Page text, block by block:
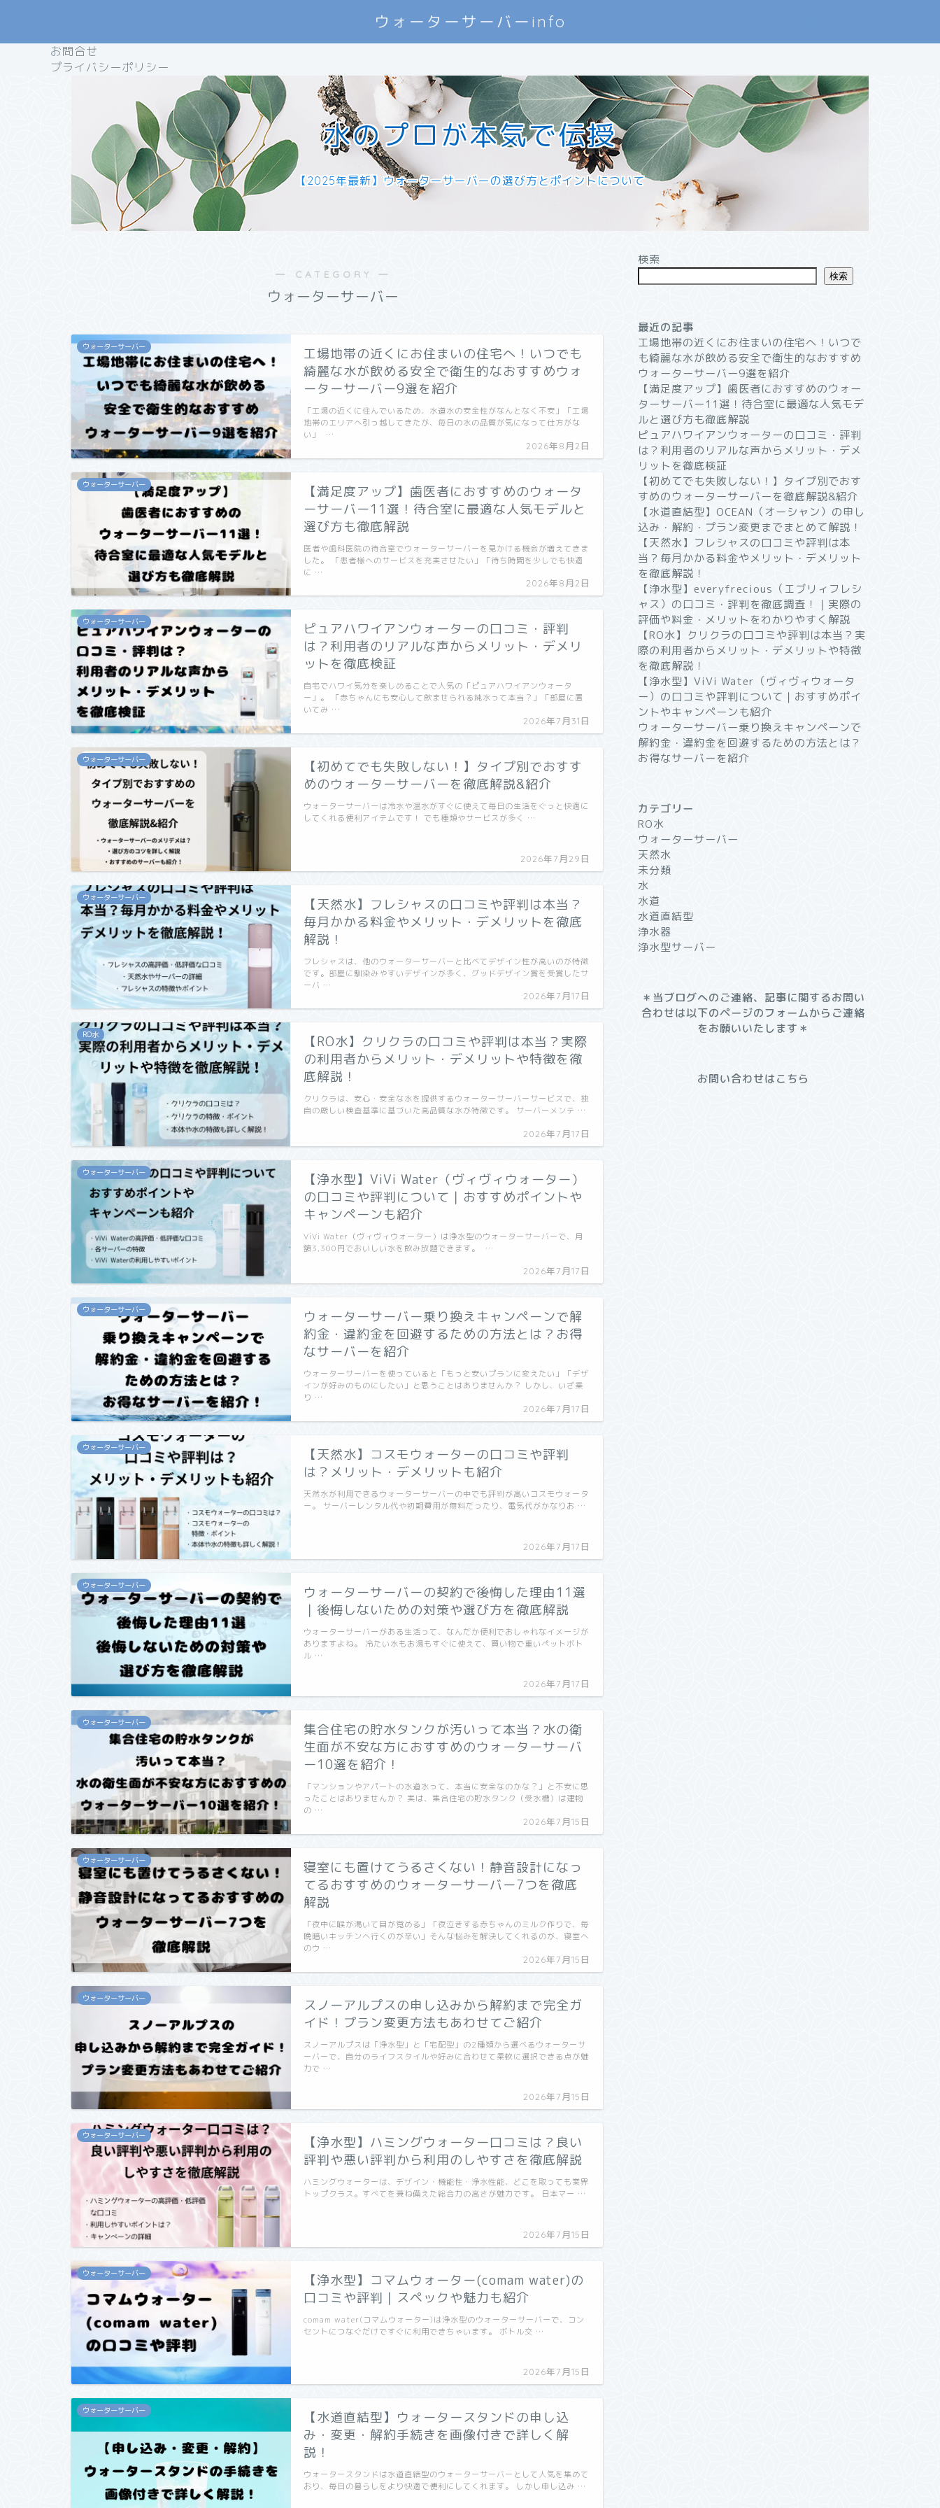
ウォーターサーバーinfo
お問合せ
プライバシーポリシー
水のプロが本気で伝授
【2025年最新】ウォーターサーバーの選び方とポイントについて
― CATEGORY ―
ウォーターサーバー
ウォーターサーバー
工場地帯の近くにお住まいの住宅へ！いつでも
綺麗な水が飲める安全で衛生的なおすすめウォ
ーターサーバー9選を紹介
2026年8月2日
「工場の近くに住んでいるため、水道水の安全性がなんとなく不安」「工場
地帯のエリアへ引っ越してきたが、毎日の水の品質が気になって仕方がな
い」 …
ウォーターサーバー
【満足度アップ】歯医者におすすめのウォータ
ーサーバー11選！待合室に最適な人気モデルと
選び方も徹底解説
2026年8月2日
医者や歯科医院の待合室でウォーターサーバーを見かける機会が増えてきま
した。 「患者様へのサービスを充実させたい」「待ち時間を少しでも快適
に …
ウォーターサーバー
ピュアハワイアンウォーターの口コミ・評判
は？利用者のリアルな声からメリット・デメリ
ットを徹底検証
2026年7月31日
自宅でハワイ気分を楽しめることで人気の「ピュアハワイアンウォータ
ー」。 「赤ちゃんにも安心して飲ませられる純水って本当？」「部屋に置
いてみ …
ウォーターサーバー
【初めてでも失敗しない！】タイプ別でおすす
めのウォーターサーバーを徹底解説&紹介
2026年7月29日
ウォーターサーバーは冷水や温水がすぐに使えて毎日の生活をぐっと快適に
してくれる便利アイテムです！ でも種類やサービスが多く …
ウォーターサーバー
【天然水】フレシャスの口コミや評判は本当？
毎月かかる料金やメリット・デメリットを徹底
解説！
2026年7月17日
フレシャスは、他のウォーターサーバーと比べてデザイン性が高いのが特徴
です。部屋に馴染みやすいデザインが多く、グッドデザイン賞を受賞したサ
ーバ …
RO水
【RO水】クリクラの口コミや評判は本当？実際
の利用者からメリット・デメリットや特徴を徹
底解説！
2026年7月17日
クリクラは、安心・安全な水を提供するウォーターサーバーサービスで、独
自の厳しい検査基準に基づいた高品質な水が特徴です。 サーバーメンテ …
ウォーターサーバー
【浄水型】ViVi Water（ヴィヴィウォーター）
の口コミや評判について｜おすすめポイントや
キャンペーンも紹介
2026年7月17日
ViVi Water（ヴィヴィウォーター）は浄水型のウォーターサーバーで、月
額3,300円でおいしい水を飲み放題できます。 …
ウォーターサーバー
ウォーターサーバー乗り換えキャンペーンで解
約金・違約金を回避するための方法とは？お得
なサーバーを紹介
2026年7月17日
ウォーターサーバーを使っていると「もっと安いプランに変えたい」「デザ
インが好みのものにしたい」と思うことはありませんか？ しかし、いざ乗
り …
ウォーターサーバー
【天然水】コスモウォーターの口コミや評判
は？メリット・デメリットも紹介
2026年7月17日
天然水が利用できるウォーターサーバーの中でも評判が高いコスモウォータ
ー。 サーバーレンタル代や初期費用が無料だったり、電気代がかなりお …
ウォーターサーバー
ウォーターサーバーの契約で後悔した理由11選
｜後悔しないための対策や選び方を徹底解説
2026年7月17日
ウォーターサーバーがある生活って、なんだか便利でおしゃれなイメージが
ありますよね。 冷たい水もお湯もすぐに使えて、買い物で重いペットボト
ル …
ウォーターサーバー
集合住宅の貯水タンクが汚いって本当？水の衛
生面が不安な方におすすめのウォーターサーバ
ー10選を紹介！
2026年7月15日
「マンションやアパートの水道水って、本当に安全なのかな？」と不安に思
ったことはありませんか？ 実は、集合住宅の貯水タンク（受水槽）は建物
の …
ウォーターサーバー
寝室にも置けてうるさくない！静音設計になっ
てるおすすめのウォーターサーバー7つを徹底
解説
2026年7月15日
「夜中に喉が渇いて目が覚める」「夜泣きする赤ちゃんのミルク作りで、毎
晩暗いキッチンへ行くのが辛い」そんな悩みを解決してくれるのが、寝室へ
のウ …
ウォーターサーバー
スノーアルプスの申し込みから解約まで完全ガ
イド！プラン変更方法もあわせてご紹介
2026年7月15日
スノーアルプスは「浄水型」と「宅配型」の2種類から選べるウォーターサ
ーバーで、自分のライフスタイルや好みに合わせて柔軟に選択できる点が魅
力で …
ウォーターサーバー
【浄水型】ハミングウォーター口コミは？良い
評判や悪い評判から利用のしやすさを徹底解説
2026年7月15日
ハミングウォーターは、デザイン・機能性・浄水性能、どこを取っても業界
トップクラス。すべてを兼ね備えた総合力の高さが魅力です。 日本マー …
ウォーターサーバー
【浄水型】コマムウォーター(comam water)の
口コミや評判｜スペックや魅力も紹介
2026年7月15日
comam water(コマムウォーター)は浄水型のウォーターサーバーで、コン
セントにつなぐだけですぐに利用できちゃいます。 ボトル交 …
ウォーターサーバー
【水道直結型】ウォータースタンドの申し込
み・変更・解約手続きを画像付きで詳しく解
説！
ウォータースタンドは水道直結型のウォーターサーバーとして人気を集めて
おり、毎日の暮らしをより快適で便利にしてくれます。 しかし申し込み …
検索
検索
最近の記事
工場地帯の近くにお住まいの住宅へ！いつで
も綺麗な水が飲める安全で衛生的なおすすめ
ウォーターサーバー9選を紹介
【満足度アップ】歯医者におすすめのウォー
ターサーバー11選！待合室に最適な人気モデ
ルと選び方も徹底解説
ピュアハワイアンウォーターの口コミ・評判
は？利用者のリアルな声からメリット・デメ
リットを徹底検証
【初めてでも失敗しない！】タイプ別でおす
すめのウォーターサーバーを徹底解説&紹介
【水道直結型】OCEAN（オーシャン）の申し
込み・解約・プラン変更までまとめて解説！
【天然水】フレシャスの口コミや評判は本
当？毎月かかる料金やメリット・デメリット
を徹底解説！
【浄水型】everyfrecious（エブリィフレシ
ャス）の口コミ・評判を徹底調査！｜実際の
評価や料金・メリットをわかりやすく解説
【RO水】クリクラの口コミや評判は本当？実
際の利用者からメリット・デメリットや特徴
を徹底解説！
【浄水型】ViVi Water（ヴィヴィウォータ
ー）の口コミや評判について｜おすすめポイ
ントやキャンペーンも紹介
ウォーターサーバー乗り換えキャンペーンで
解約金・違約金を回避するための方法とは？
お得なサーバーを紹介
カテゴリー
RO水
ウォーターサーバー
天然水
未分類
水
水道
水道直結型
浄水器
浄水型サーバー
＊ 当ブログへのご連絡、記事に関するお問い
合わせは以下のページのフォームからご連絡
をお願いいたします ＊
お問い合わせはこちら